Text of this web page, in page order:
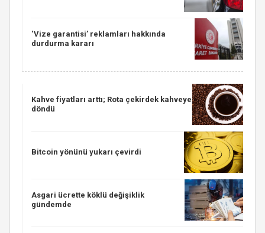
‘Vize garantisi’ reklamları hakkında
durdurma kararı
Kahve fiyatları arttı; Rota çekirdek kahveye
döndü
Bitcoin yönünü yukarı çevirdi
Asgari ücrette köklü değişiklik
gündemde